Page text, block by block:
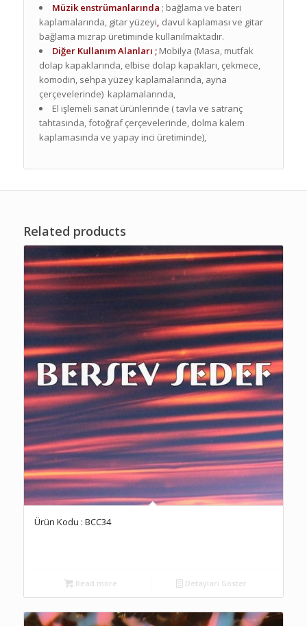
Müzik enstrümanlarında ; bağlama ve bateri
kaplamalarında, gitar yüzeyi, davul kaplaması ve gitar
bağlama mızrap üretiminde kullanılmaktadır.
Diğer Kullanım Alanları ;Mobilya (Masa, mutfak
dolap kapaklarında, elbise dolap kapakları, çekmece,
komodin, sehpa yüzey kaplamalarında, ayna
çerçevelerinde) kaplamalarında,
El işlemeli sanat ürünlerinde ( tavla ve satranç
tahtasında, fotoğraf çerçevelerinde, dolma kalem
kaplamasında ve yapay inci üretiminde),
Related products
Ürün Kodu : BCC34
Read more Detayları Göster